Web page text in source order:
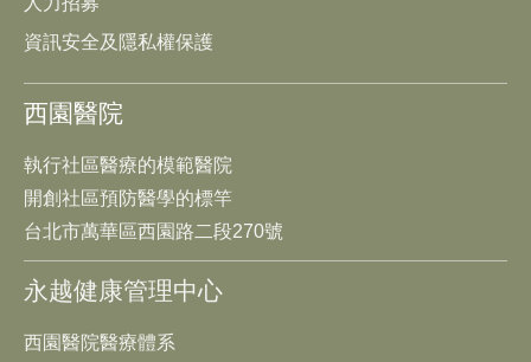
資訊安全及隱私權保護
西園醫院
執行社區醫療的模範醫院
開創社區預防醫學的標竿
台北市萬華區西園路二段270號
永越健康管理中心
西園醫院醫療體系